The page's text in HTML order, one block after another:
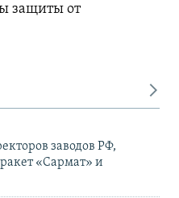
защиты от
заводов РФ,
«Сармат» и